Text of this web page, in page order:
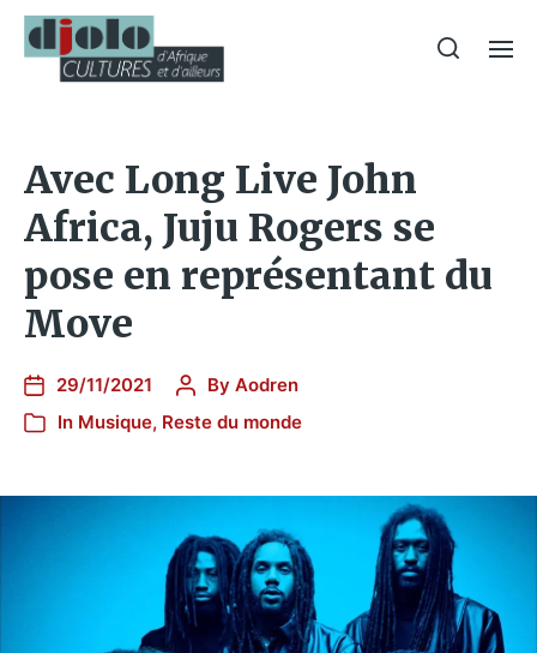
Avec Long Live John
Africa, Juju Rogers se
pose en représentant du
Move
29/11/2021 By Aodren
In Musique, Reste du monde